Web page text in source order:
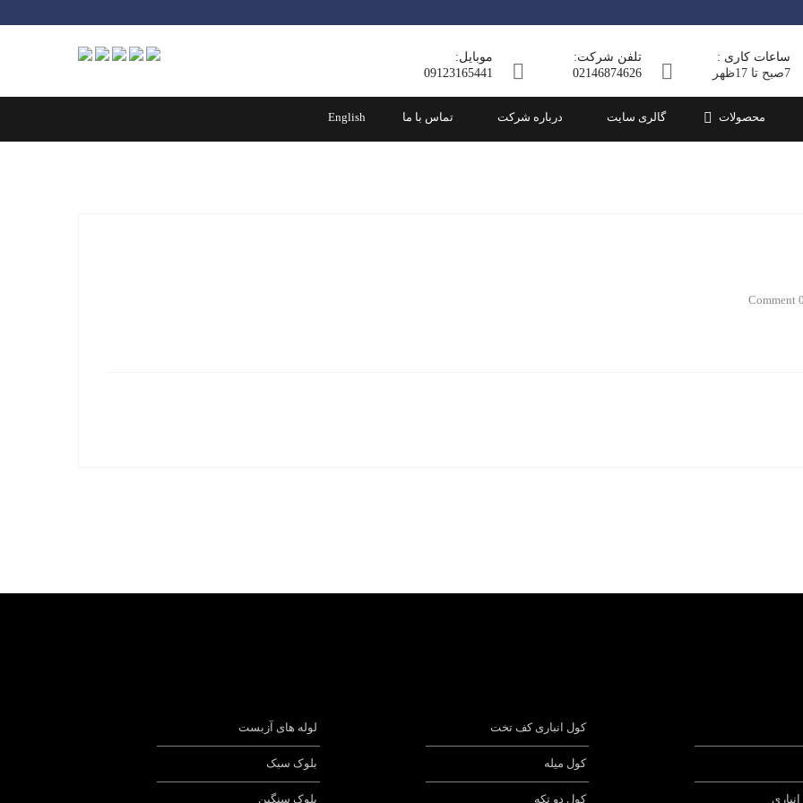
ساعات کاری :
7صبح تا 17ظهر
تلفن شرکت:
02146874626
موبایل:
09123165441
محصولات گالری سایت درباره شرکت تماس با ما English
0 Comment
کول انباری کف تخت
——————————————
کول میله
——————————————
کول دو تکه
لوله های آزبست
——————————————
بلوک سبک
——————————————
بلوک سنگین
کول چاه کول انباری
کول میله
کول دو تکه
بلوک سبک
بلوک سنگین